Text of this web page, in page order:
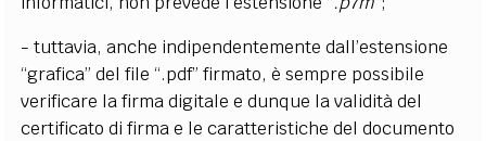
- tuttavia, anche indipendentemente dall’estensione
“grafica” del file “.pdf” firmato, è sempre possibile
verificare la firma digitale e dunque la validità del
certificato di firma e le caratteristiche del documento